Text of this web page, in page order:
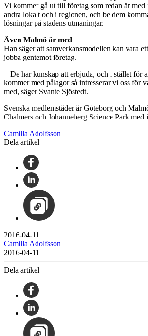
Vi kommer gå ut till företag som redan är med
andra lokalt och i regionen, och be dem
lösningar på stadens utmaningar.
Även Malmö är med
Han säger att samverkansmodellen kan vara
jobba gentemot företag.
− De har kunskap att erbjuda, och i stället för
kommer med pålagor så intresserar vi oss för
med, säger Svante Sjöstedt.
Svenska medlemstäder är Göteborg och
Chalmers och Johanneberg Science Park
Camilla Adolfsson
Dela artikel
2016-04-11
Camilla Adolfsson
2016-04-11
Dela artikel